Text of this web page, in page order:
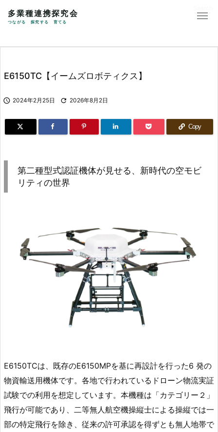
多業種連携探究会
つながる 探究する 育てる
E6150TC【イームズロボティクス】
 2024年2月25日  2026年8月2日
Copy
第二種型式認証機体が見せる、新時代の空モビ
リティの世界
E6150TCは、既存のE6150MPを基に再設計を行った6 発の
物資輸送用機体です。各地で行われているドローン物流実証
試験での利用を想定しています。本機種は「カテゴリー２」
飛行が可能であり、二等無人航空機操縦士による操縦では一
部の特定飛行を除き、従来の許可承認を得ずとも無人地帯で